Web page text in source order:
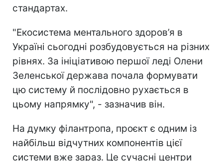
стандартах.
"Екосистема ментального здоров’я в
Україні сьогодні розбудовується на різних
рівнях. За ініціативою першої леді Олени
Зеленської держава почала формувати
цю систему й послідовно рухається в
цьому напрямку", - зазначив він.
На думку філантропа, проєкт є одним із
найбільш відчутних компонентів цієї
системи вже зараз. Це сучасні центри